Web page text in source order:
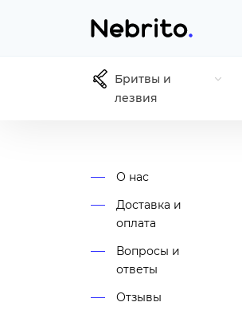
Бритвы и
лезвия
О нас
Доставка и
оплата
Вопросы и
ответы
Отзывы